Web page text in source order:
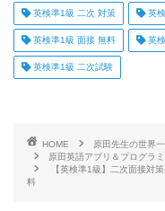
英検準1級 二次 対策 英
英検準1級 面接 無料 英
英検準1級 二次試験
HOME
原田先生の世界
原田英語アプリ＆プログラ
【英検準1級】二次面接対
料